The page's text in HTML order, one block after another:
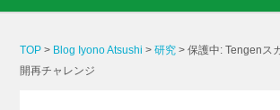
TOP > Blog Iyono Atsushi >研究 >保護中: Tengen
開再チャレンジ